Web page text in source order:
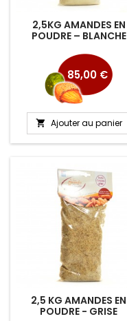
2,5KG AMANDES EN
POUDRE – BLANCHE
Prix
85,00 €
 Ajouter au panier
2,5 KG AMANDES EN
POUDRE - GRISE